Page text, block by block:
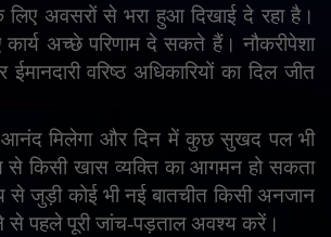
अवसरों से भरा हुआ दिखाई दे रहा है।
कार्य अच्छे परिणाम दे सकते हैं। नौकरीपेशा
वरिष्ठ अधिकारियों का दिल जीत
मिलेगा और दिन में कुछ सुखद पल भी
किसी खास व्यक्ति का आगमन हो सकता
से जुड़ी कोई भी नई बातचीत किसी अनजान
से पहले पूरी जांच-पड़ताल अवश्य करें।